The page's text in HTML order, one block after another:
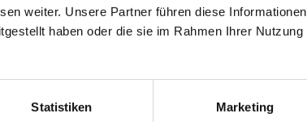
weiter. Unsere Partner führen diese Informationen
haben oder die sie im Rahmen Ihrer Nutzung
Statistiken Marketing